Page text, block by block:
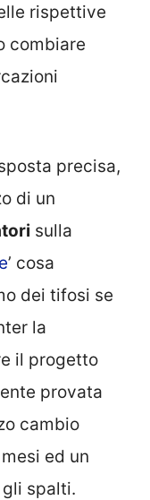
rispettive
combiare
precisa,
di un
sulla
’ cosa
dei tifosi se
la
il progetto
provata
cambio
ed un
spalti.